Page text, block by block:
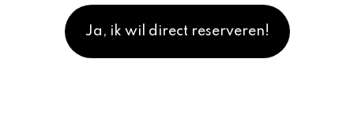
Ja, ik wil direct reserveren!